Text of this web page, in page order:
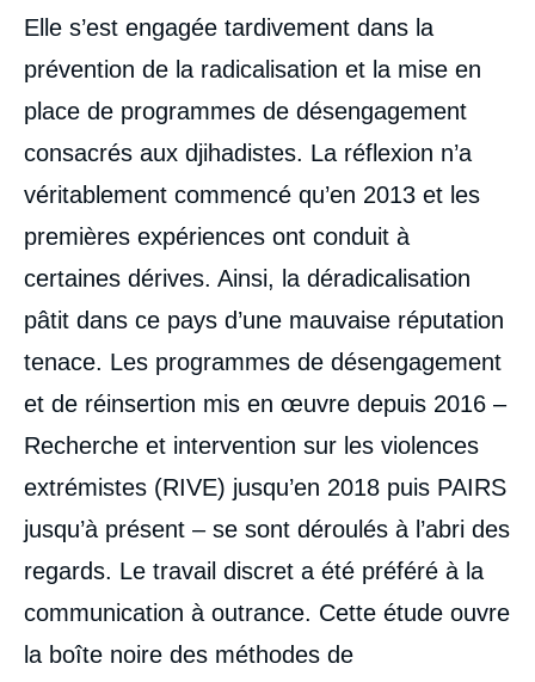
Elle s’est engagée tardivement dans la
prévention de la radicalisation et la mise en
place de programmes de désengagement
consacrés aux djihadistes. La réflexion n’a
véritablement commencé qu’en 2013 et les
premières expériences ont conduit à
certaines dérives. Ainsi, la déradicalisation
pâtit dans ce pays d’une mauvaise réputation
tenace. Les programmes de désengagement
et de réinsertion mis en œuvre depuis 2016 –
Recherche et intervention sur les violences
extrémistes (RIVE) jusqu’en 2018 puis PAIRS
jusqu’à présent – se sont déroulés à l’abri des
regards. Le travail discret a été préféré à la
communication à outrance. Cette étude ouvre
la boîte noire des méthodes de